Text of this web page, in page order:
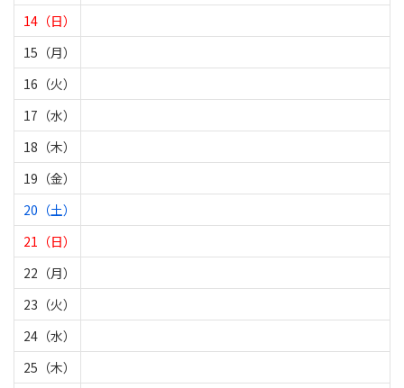
14（日）
15（月）
16（火）
17（水）
18（木）
19（金）
20（土）
21（日）
22（月）
23（火）
24（水）
25（木）